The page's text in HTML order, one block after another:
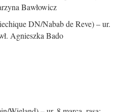
Bawłowicz
DN/Nabab de Reve) – ur.
Agnieszka Bado